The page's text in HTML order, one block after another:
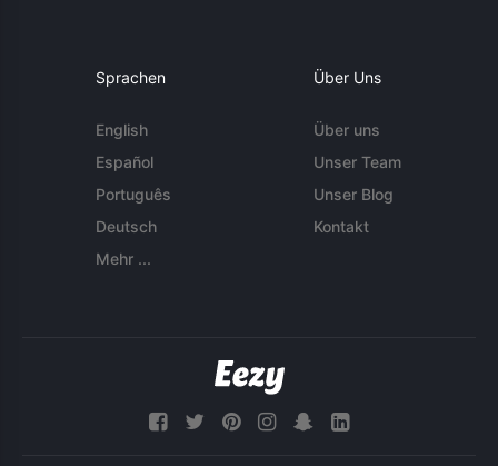
Sprachen
English
Español
Português
Deutsch
Mehr ...
Über Uns
Über uns
Unser Team
Unser Blog
Kontakt